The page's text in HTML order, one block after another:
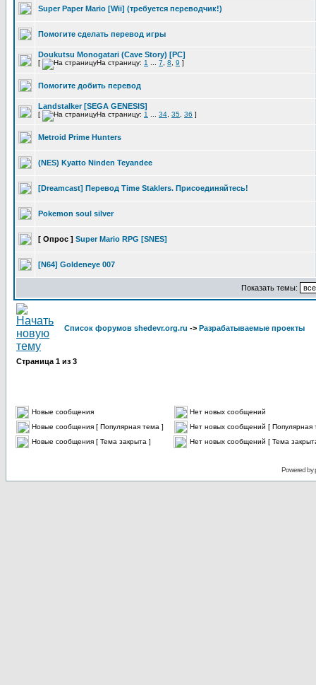
Super Paper Mario [Wii] (требуется переводчик!)
Помогите сделать перевод игры
Doukutsu Monogatari (Cave Story) [PC]
[ На страницу: 1 7 8 9 ]
Помогите добить перевод
Landstalker [SEGA GENESIS]
[ На страницу: 1 34 35 36 ]
Metroid Prime Hunters
(NES) Kyatto Ninden Teyandee
[Dreamcast] Перевод Time Staklers. Присоединяйтесь!
Pokemon soul silver
[ Опрос ] Super Mario RPG [SNES]
[N64] Goldeneye 007
Показать темы:
Список форумов shedevr.org.ru -> Разрабатываемые проекты
Страница 1 из 3
Новые сообщения
Нет новых сообщений
Новые сообщения [ Популярная тема ]
Нет новых сообщений [ Популярная
Новые сообщения [ Тема закрыта ]
Нет новых сообщений [ Тема
Powered by